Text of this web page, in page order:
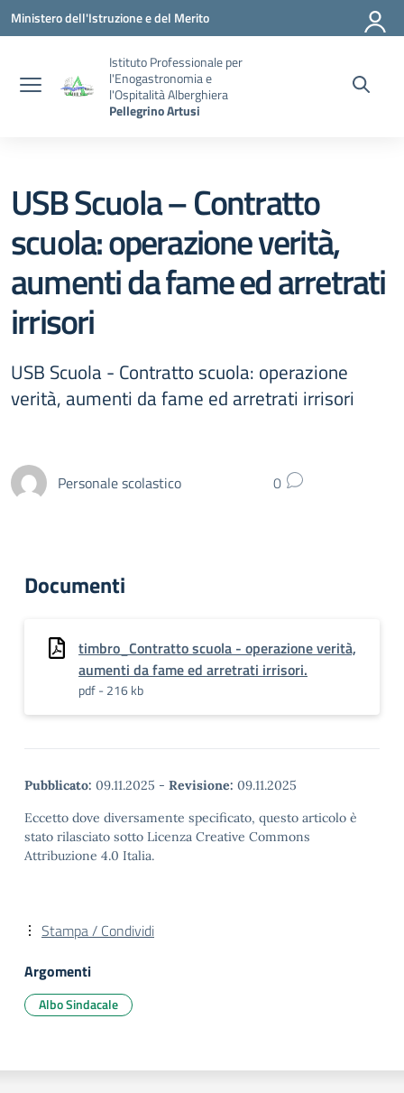
Vai ai contenuti
Vai al menu di navigazione
Vai al footer
Ministero dell'Istruzione e del Merito
Istituto Professionale per
l'Enogastronomia e
l'Ospitalità Alberghiera
Pellegrino Artusi
USB Scuola – Contratto
scuola: operazione verità,
aumenti da fame ed arretrati
irrisori
USB Scuola - Contratto scuola: operazione
verità, aumenti da fame ed arretrati irrisori
Personale scolastico 0
Documenti
timbro_Contratto scuola - operazione verità,
aumenti da fame ed arretrati irrisori.
pdf - 216 kb
Pubblicato: 09.11.2025 - Revisione: 09.11.2025
Eccetto dove diversamente specificato, questo articolo è
stato rilasciato sotto Licenza Creative Commons
Attribuzione 4.0 Italia.
Stampa / Condividi
Argomenti
Albo Sindacale